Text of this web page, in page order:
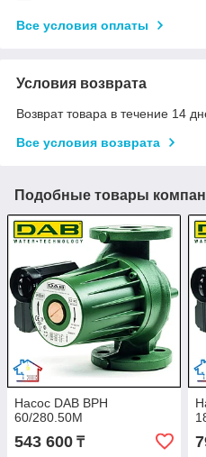
Все условия оплаты
Условия возврата
Возврат товара в течение 14
Все условия возврата
Подобные товары
Насос DAB BPH
60/280.50M
543 600 ₸